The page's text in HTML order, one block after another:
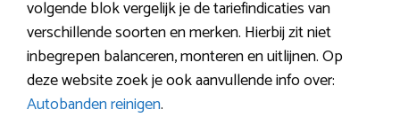
volgende blok vergelijk je de tariefindicaties van
verschillende soorten en merken. Hierbij zit niet
inbegrepen balanceren, monteren en uitlijnen. Op
deze website zoek je ook aanvullende info over:
Autobanden reinigen.